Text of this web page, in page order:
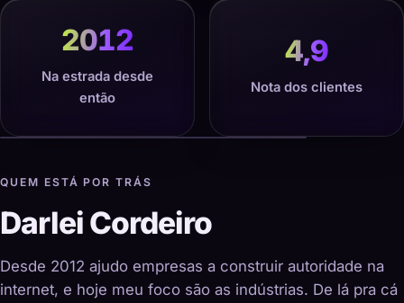
2012
Na estrada desde
então
4,9
Nota dos clientes
QUEM ESTÁ POR TRÁS
Darlei Cordeiro
Desde 2012 ajudo empresas a construir autoridade na
internet, e hoje meu foco são as indústrias. De lá pra cá